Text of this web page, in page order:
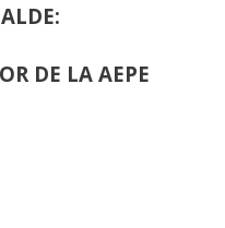
DE LA AEPE